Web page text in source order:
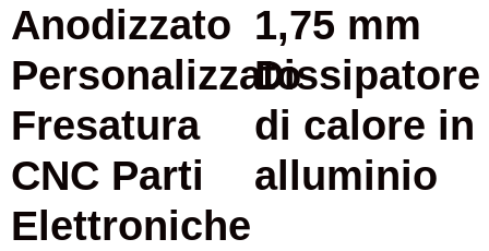
Anodizzato
Personalizzato
Fresatura
CNC Parti
Elettroniche
1,75 mm
Dissipatore
di calore in
alluminio